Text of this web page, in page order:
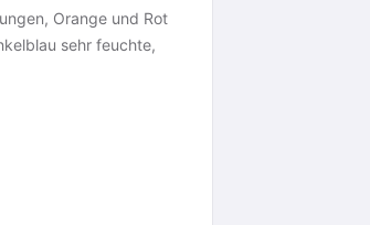
Orange und Rot
sehr feuchte,